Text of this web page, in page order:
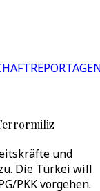
und
Die Türkei will
PKK vorgehen.